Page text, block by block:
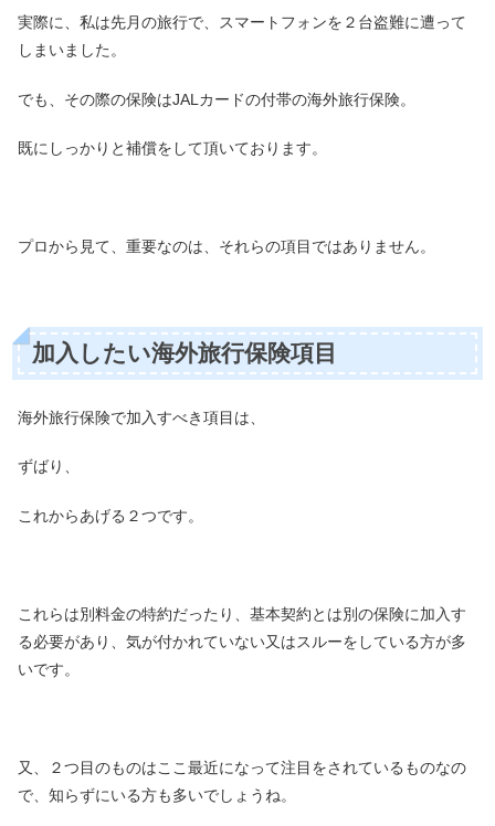
実際に、私は先月の旅行で、スマートフォンを２台盗難に遭って
しまいました。
でも、その際の保険はJALカードの付帯の海外旅行保険。
既にしっかりと補償をして頂いております。
プロから見て、重要なのは、それらの項目ではありません。
加入したい海外旅行保険項目
海外旅行保険で加入すべき項目は、
ずばり、
これからあげる２つです。
これらは別料金の特約だったり、基本契約とは別の保険に加入す
る必要があり、気が付かれていない又はスルーをしている方が多
いです。
又、２つ目のものはここ最近になって注目をされているものなの
で、知らずにいる方も多いでしょうね。